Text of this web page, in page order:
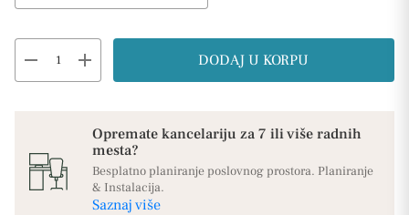
remove add DODAJ U KORPU
Opremate kancelariju za 7 ili više radnih
mesta?
Besplatno planiranje poslovnog prostora. Planiranje
& Instalacija.
Saznaj više